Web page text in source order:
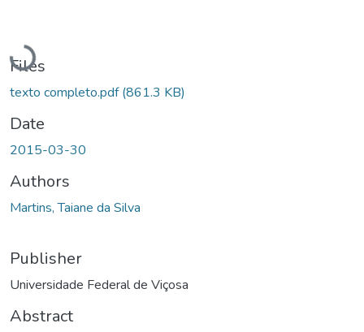
Loading...
Files
texto completo.pdf(861.3 KB)
Date
2015-03-30
Authors
Martins, Taiane da Silva
Publisher
Universidade Federal de Viçosa
Abstract